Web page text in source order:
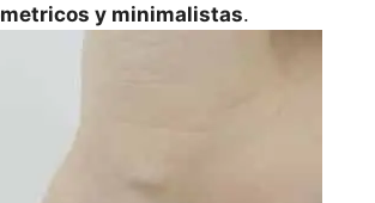
y minimalistas.